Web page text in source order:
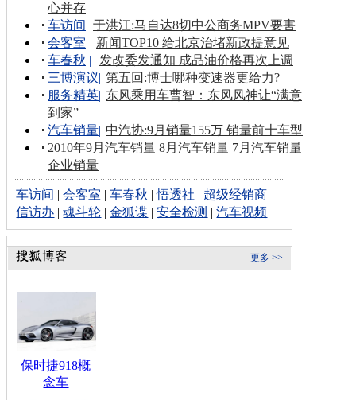
心并存
车访间| 于洪江:马自达8切中公商务MPV要害
会客室|
新闻TOP10 给北京治堵新政提意见
车春秋 |
发改委发通知 成品油价格再次上调
三博演议| 第五回:博士哪种变速器更给力?
服务精英| 东风乘用车曹智：东风风神让“满意
到家”
汽车销量| 中汽协:9月销量155万 销量前十车型
2010年9月汽车销量 8月汽车销量 7月汽车销量
企业销量
车访间 |会客室 |车春秋 |悟透社 | 超级经销商
信访办 |魂斗轮 |金狐谍 |安全检测 |汽车视频
更多 >>
保时捷918概
念车